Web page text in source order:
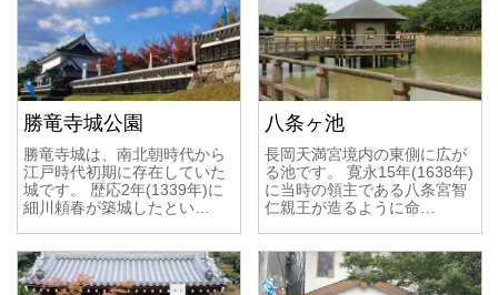
勝竜寺城公園
勝竜寺城は、南北朝時代から
江戸時代初期に存在していた
城です。 歴応2年(1339年)に
細川頼春が築城したとい…
八条ヶ池
長岡天満宮境内の東側に広が
る池です。 寛永15年(1638年)
に当時の領主である八条宮智
仁親王が造るように命…